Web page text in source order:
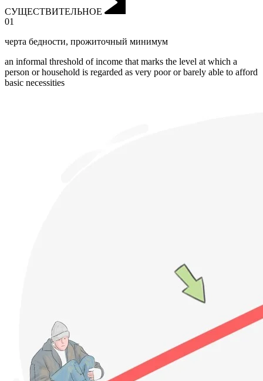
СУЩЕСТВИТЕЛЬНОЕ
01
черта бедности, прожиточный минимум
an informal threshold of income that marks the level at which a
person or household is regarded as very poor or barely able to afford
basic necessities